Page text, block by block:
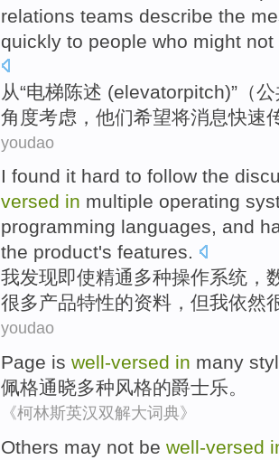
relations teams describe the
quickly to people who might not
从“电梯陈述 (elevatorpitch)”（
角度考虑， 他们希望将消息快速
youdao
I found it hard to follow the
versed in multiple operating
programming languages, and
the product's features.
我发现即使精通 多种操作系统 ，
很多产品特性的资料， 但我依然
youdao
Page is well-versed in many
佩格通晓多种风格的爵士乐。
《柯林斯英汉双解大词典》
Others may not be well-versed